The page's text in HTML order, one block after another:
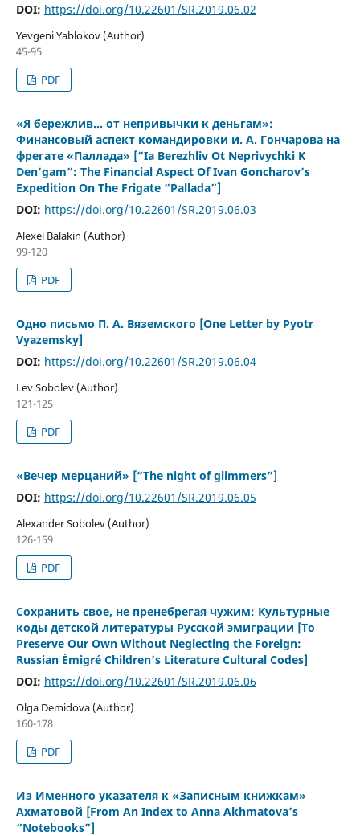
DOI: https://doi.org/10.22601/SR.2019.06.02
Yevgeni Yablokov (Author)
45-95
PDF
«Я бережлив… от непривычки к деньгам»:
Финансовый аспект командировки и. А. Гончарова на
фрегате «Паллада» [“Ia Berezhliv Ot Neprivychki K
Den’gam”: The Financial Aspect Of Ivan Goncharov’s
Expedition On The Frigate “Pallada”]
DOI: https://doi.org/10.22601/SR.2019.06.03
Alexei Balakin (Author)
99-120
PDF
Одно письмо П. А. Вяземского [One Letter by Pyotr
Vyazemsky]
DOI: https://doi.org/10.22601/SR.2019.06.04
Lev Sobolev (Author)
121-125
PDF
«Вечер мерцаний» [“The night оf glimmers”]
DOI: https://doi.org/10.22601/SR.2019.06.05
Alexander Sobolev (Author)
126-159
PDF
Сохранить свое, не пренебрегая чужим: Культурные
коды детской литературы Русской эмиграции [To
Preserve Our Own Without Neglecting the Foreign:
Russian Émigré Children’s Literature Cultural Codes]
DOI: https://doi.org/10.22601/SR.2019.06.06
Olga Demidova (Author)
160-178
PDF
Из Именного указателя к «Записным книжкам»
Ахматовой [From An Index to Anna Akhmatova’s
“Notebooks”]